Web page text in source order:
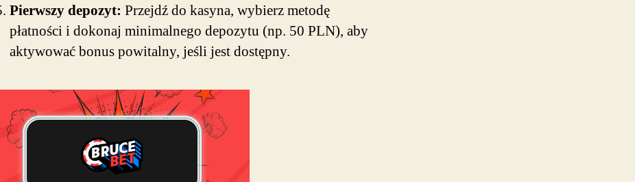
Pierwszy depozyt: Przejdź do kasyna, wybierz metodę
płatności i dokonaj minimalnego depozytu (np. 50 PLN), aby
aktywować bonus powitalny, jeśli jest dostępny.